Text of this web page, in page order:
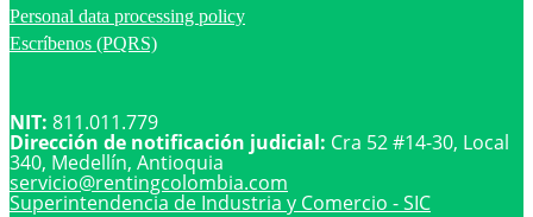
Personal data processing policy
Escríbenos (PQRS)
NIT: 811.011.779
Dirección de notificación judicial: Cra 52 #14-30, Local
340, Medellín, Antioquia
servicio@rentingcolombia.com
Superintendencia de Industria y Comercio - SIC